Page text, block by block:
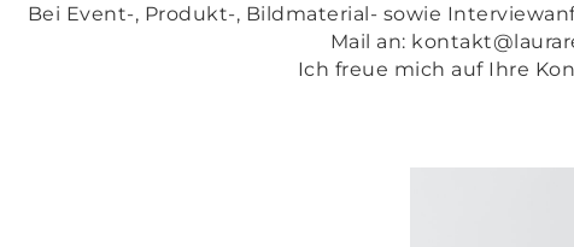
Bei Event-, Produkt-, Bildmaterial- sowie
Mail an:
Ich freue mich auf Ihre